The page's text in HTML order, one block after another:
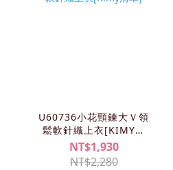
U60736小花頸鍊大Ｖ領
鬆軟針織上衣[KIMY清
單]
NT$1,930
NT$2,280